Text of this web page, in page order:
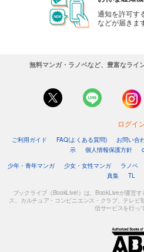
通知を許可す
などが届きま
無料マンガ・ラノベなど、豊富なライ
ログイ
ご利用ガイド FAQ(よくある質問) お問い合
示
個人情報保護方針
少年・青年マンガ
少女・女性マンガ ラノベ
真集
TL
ブックライブ（BookLive!）は、BookLiveが運営
ス、カルチュア・コンビニエンス・クラブ、テレ
信サービスを行っ